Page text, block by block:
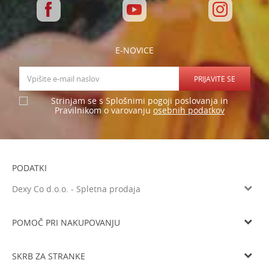
E-NOVICE
PRIJAVITE SE
Strinjam se s Splošnimi pogoji poslovanja in
Pravilnikom o varovanju osebnih podatkov
PODATKI
Dexy Co d.o.o. - Spletna prodaja
Tel: 05 933 75 21
POMOČ PRI NAKUPOVANJU
SKRB ZA STRANKE